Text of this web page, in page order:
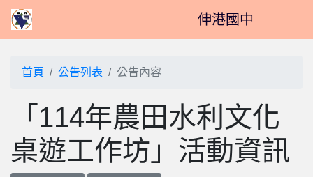
伸港國中
首頁 公告列表 公告內容
「114年農田水利文化
桌遊工作坊」活動資訊